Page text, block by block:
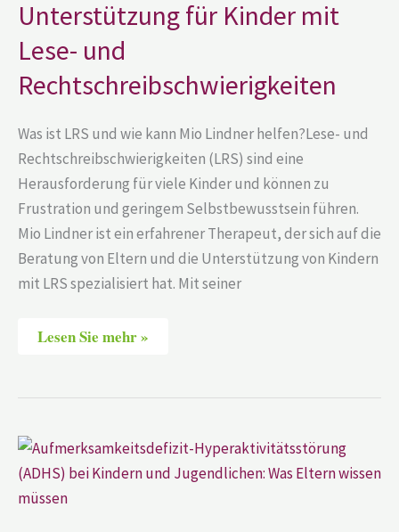
Unterstützung für Kinder mit
Lese- und
Rechtschreibschwierigkeiten
Was ist LRS und wie kann Mio Lindner helfen?Lese- und
Rechtschreibschwierigkeiten (LRS) sind eine
Herausforderung für viele Kinder und können zu
Frustration und geringem Selbstbewusstsein führen.
Mio Lindner ist ein erfahrener Therapeut, der sich auf die
Beratung von Eltern und die Unterstützung von Kindern
mit LRS spezialisiert hat. Mit seiner
Lese-
Rechtschreibschwierigkeiten
Lesen Sie mehr »
Aufmerksamkeitsdefizit-
Hyperaktivitätsstörung
(ADHS)
Kindern